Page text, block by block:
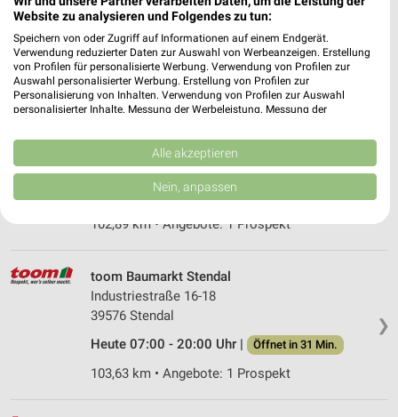
14727 Premnitz
Heute 08:00 - 19:00 Uhr | Geschlossen
72,70 km • Angebote: 2 Prospekte
❯
Industriestraße 31
39576 Stendal
Heute 06:30 - 16:30 Uhr |
102,89 km • Angebote: 1 Prospekt
❯
toom Baumarkt Stendal
Industriestraße 16-18
39576 Stendal
Heute 07:00 - 20:00 Uhr |
Öffnet in 31 Min.
103,63 km • Angebote: 1 Prospekt
Website zu analysieren und Folgendes zu tun:
Speichern von oder Zugriff auf Informationen auf einem Endgerät.
Verwendung reduzierter Daten zur Auswahl von Werbeanzeigen. Erstellung
von Profilen für personalisierte Werbung. Verwendung von Profilen zur
Auswahl personalisierter Werbung. Erstellung von Profilen zur
Personalisierung von Inhalten. Verwendung von Profilen zur Auswahl
personalisierter Inhalte. Messung der Werbeleistung. Messung der
Kombinationen von Daten aus verschiedenen Quellen. Entwicklung und
Verbesserung der Angebote. Verwendung reduzierter Daten zur Auswahl
von Inhalten.
Daten können außerhalb der Europäischen Union weitergegeben und in die
USA gesendet werden.
Website/App.
Wir nutzen Ihre Daten für folgende Zwecke:
IAB-Verarbeitungszwecke:
Speichern von oder Zugriff auf Informationen
auf einem Endgerät
Verwendung reduzierter Daten zur Auswahl von
Alle akzeptieren
Nein, anpassen